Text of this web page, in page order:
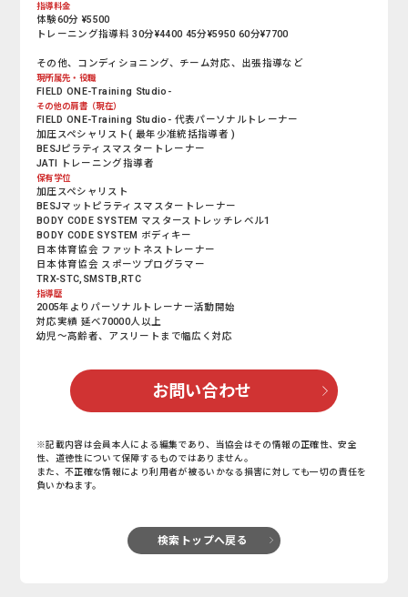
指導料金
体験60分 ¥5500
トレーニング指導料 30分¥4400 45分¥5950 60分¥7700
その他、コンディショニング、チーム対応、出張指導など
現所属先・役職
FIELD ONE-Training Studio-
その他の肩書（現在）
FIELD ONE-Training Studio- 代表パーソナルトレーナー
加圧スペシャリスト( 最年少准統括指導者 )
BESJピラティスマスタートレーナー
JATI トレーニング指導者
保有学位
加圧スペシャリスト
BESJマットピラティスマスタートレーナー
BODY CODE SYSTEM マスターストレッチレベル1
BODY CODE SYSTEM ボディキー
日本体育協会 ファットネストレーナー
日本体育協会 スポーツプログラマー
TRX-STC,SMSTB,RTC
指導歴
2005年よりパーソナルトレーナー活動開始
対応実績 延べ70000人以上
幼児～高齢者、アスリートまで幅広く対応
お問い合わせ
※記載内容は会員本人による編集であり、当協会はその情報の正確性、安全
性、道徳性について保障するものではありません。
また、不正確な情報により利用者が被るいかなる損害に対しても一切の責任を
負いかねます。
検索トップへ戻る